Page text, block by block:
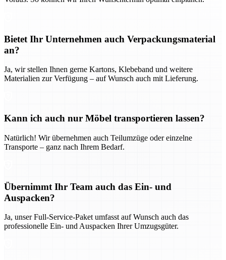
Bietet Ihr Unternehmen auch Verpackungsmaterial
an?
Ja, wir stellen Ihnen gerne Kartons, Klebeband und weitere
Materialien zur Verfügung – auf Wunsch auch mit Lieferung.
Kann ich auch nur Möbel transportieren lassen?
Natürlich! Wir übernehmen auch Teilumzüge oder einzelne
Transporte – ganz nach Ihrem Bedarf.
Übernimmt Ihr Team auch das Ein- und
Auspacken?
Ja, unser Full-Service-Paket umfasst auf Wunsch auch das
professionelle Ein- und Auspacken Ihrer Umzugsgüter.